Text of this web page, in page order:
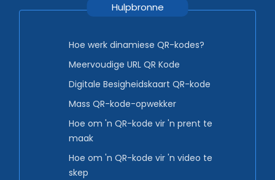
Hulpbronne
Hoe werk dinamiese QR-kodes?
Meervoudige URL QR Kode
Digitale Besigheidskaart QR-kode
Mass QR-kode-opwekker
Hoe om 'n QR-kode vir 'n prent te
maak
Hoe om 'n QR-kode vir 'n video te
skep